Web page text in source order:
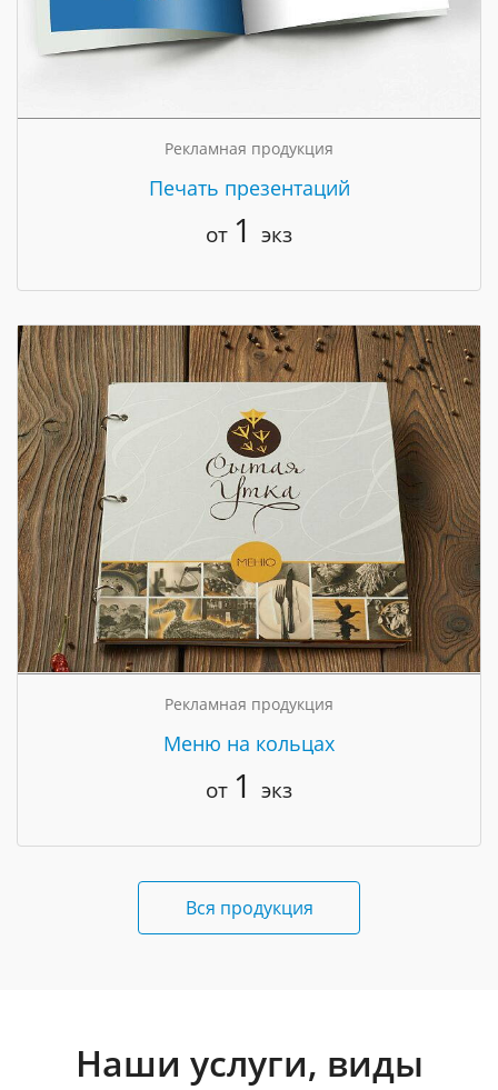
Рекламная продукция
Печать презентаций
от 1 экз
Рекламная продукция
Меню на кольцах
от 1 экз
Вся продукция
Наши услуги, виды